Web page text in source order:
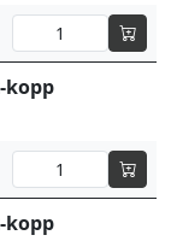
kopp
kopp